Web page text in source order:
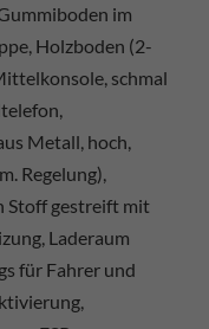
im
Holzboden (2-
schmal
Metall, hoch,
Regelung),
Stoff gestreift mit
Laderaum
für Fahrer und